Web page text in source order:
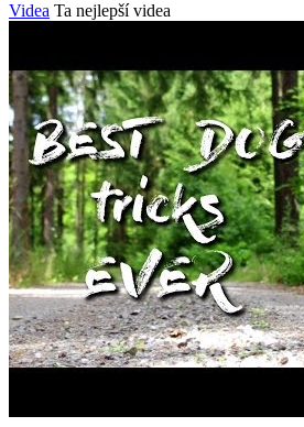
Videa Ta nejlepší videa